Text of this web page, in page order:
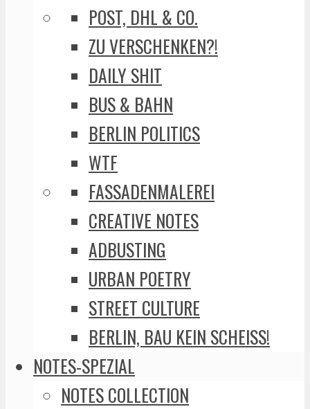
POST, DHL & CO.
ZU VERSCHENKEN?!
DAILY SHIT
BUS & BAHN
BERLIN POLITICS
WTF
FASSADENMALEREI
CREATIVE NOTES
ADBUSTING
URBAN POETRY
STREET CULTURE
BERLIN, BAU KEIN SCHEISS!
NOTES-SPEZIAL
NOTES COLLECTION